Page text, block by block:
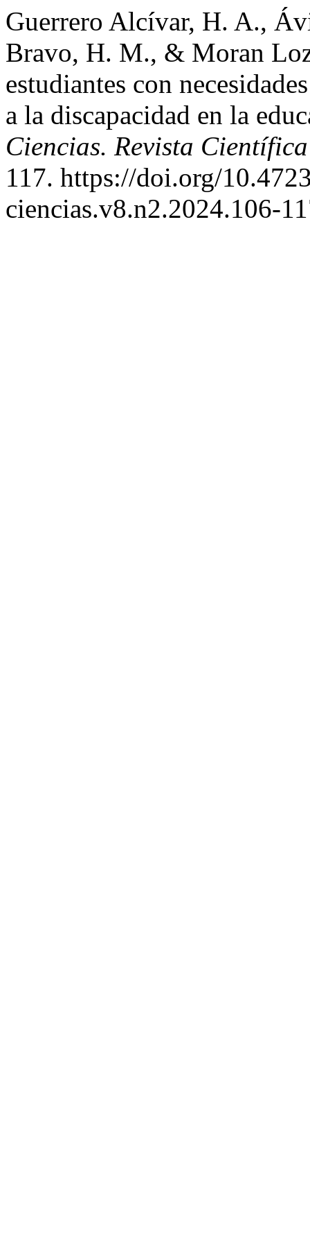
Guerrero Alcívar, H. A.,
Bravo, H. M., & Moran
estudiantes con
a la discapacidad en la
Ciencias. Revista
117. https://doi.org/
ciencias.v8.n2.2024.106-